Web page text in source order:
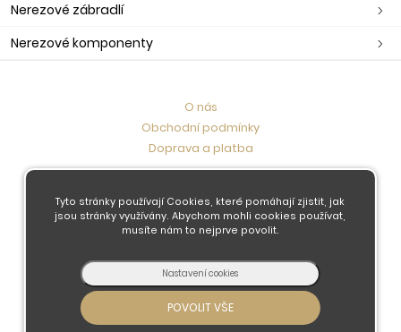
Nerezové zábradlí
Nerezové komponenty
O nás
Obchodní podmínky
Doprava a platba
Kontaktujte nás
© 2026 - Developed by Insions.r.o. & Liberec
Tyto stránky používají Cookies, které pomáhají zjistit, jak
jsou stránky využívány. Abychom mohli cookies používat,
musíte nám to nejprve povolit.